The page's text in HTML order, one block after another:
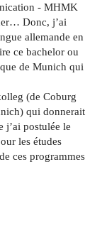
- MHMK
Donc, j’ai
allemande en
ce bachelor ou
de Munich qui
(de Coburg
qui donnerait
j’ai postulée le
les études
ces programmes